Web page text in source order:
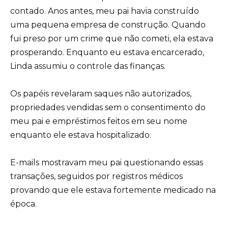
contado. Anos antes, meu pai havia construído
uma pequena empresa de construção. Quando
fui preso por um crime que não cometi, ela estava
prosperando. Enquanto eu estava encarcerado,
Linda assumiu o controle das finanças.
Os papéis revelaram saques não autorizados,
propriedades vendidas sem o consentimento do
meu pai e empréstimos feitos em seu nome
enquanto ele estava hospitalizado.
E-mails mostravam meu pai questionando essas
transações, seguidos por registros médicos
provando que ele estava fortemente medicado na
época.